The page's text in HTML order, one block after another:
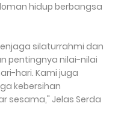
hidup berbangsa
silaturrahmi dan
pentingnya nilai-nilai
hari. Kami juga
kebersihan
sesama," Jelas Serda